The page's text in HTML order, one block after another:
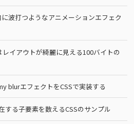
波打つようなアニメーションエフェク
イアウトが綺麗に見える100バイトの
blurエフェクトをCSSで実装する
する子要素を数えるCSSのサンプル